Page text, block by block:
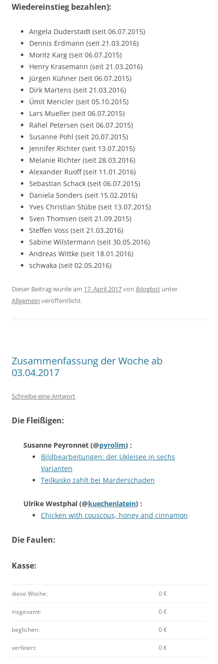
Wiedereinstieg bezahlen):
Angela Duderstadt (seit 06.07.2015)
Dennis Erdmann (seit 21.03.2016)
Moritz Karg (seit 06.07.2015)
Henry Krasemann (seit 21.03.2016)
Jürgen Kühner (seit 06.07.2015)
Dirk Martens (seit 21.03.2016)
Ümit Mericler (seit 05.10.2015)
Lars Mueller (seit 06.07.2015)
Rahel Petersen (seit 06.07.2015)
Susanne Pohl (seit 20.07.2015)
Jennifer Richter (seit 13.07.2015)
Melanie Richter (seit 28.03.2016)
Alexander Ruoff (seit 11.01.2016)
Sebastian Schack (seit 06.07.2015)
Daniela Sonders (seit 15.02.2016)
Yves Christian Stübe (seit 13.07.2015)
Sven Thomsen (seit 21.09.2015)
Steffen Voss (seit 21.03.2016)
Sabine Wilstermann (seit 30.05.2016)
Andreas Wittke (seit 18.01.2016)
schwaka (seit 02.05.2016)
Dieser Beitrag wurde am 17. April 2017von iblogbot unter
Allgemein veröffentlicht.
Zusammenfassung der Woche ab
03.04.2017
Schreibe eine Antwort
Die Fleißigen:
Susanne Peyronnet (@pyrolim) :
Bildbearbeitungen: der Ukleisee in sechs
Varianten
Teilkasko zahlt bei Marderschaden
Ulrike Westphal (@kuechenlatein) :
Chicken with couscous, honey and cinnamon
Die Faulen:
Kasse:
diese Woche: 0 €
insgesamt: 0 €
beglichen: 0 €
verfeiert: 0 €